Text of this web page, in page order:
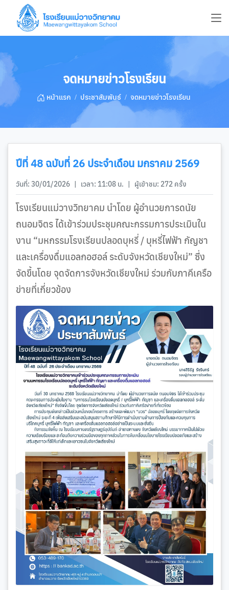
จดหมายข่าวโรงเรียน
หน้าแรก ประชาสัมพันธ์ จดหมายข่าวโรงเรียน
ปีที่ 48 ฉบับที่ 26 ประจำเดือน มกราคม 2569
วันที่: 30/01/2026 | เวลา: 11:08 น. | ผู้เข้าชม: 272 ครั้ง
โรงเรียนแม่วางวิทยาคม นำโดย ผู้อำนวยการดนัย
ถนอมจิตร ได้เข้าร่วมประชุมคณะกรรมการประเมินใน
งาน “มหกรรมโรงเรียนปลอดบุหรี่ / บุหรี่ไฟฟ้า กัญชา
และเครื่องดื่มแอลกอฮอล์ ระดับจังหวัดเชียงใหม่” ซึ่ง
จัดขึ้นโดย จุดจัดการจังหวัดเชียงใหม่ ร่วมกับภาคีเครือ
ข่ายที่เกี่ยวข้อง